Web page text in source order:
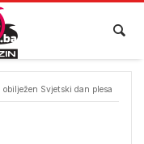
Svjetski dan plesa